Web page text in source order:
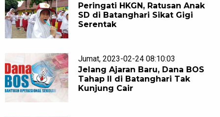
Peringati HKGN, Ratusan Anak
SD di Batanghari Sikat Gigi
Serentak
Jumat, 2023-02-24 08:10:03
Jelang Ajaran Baru, Dana BOS
Tahap II di Batanghari Tak
Kunjung Cair